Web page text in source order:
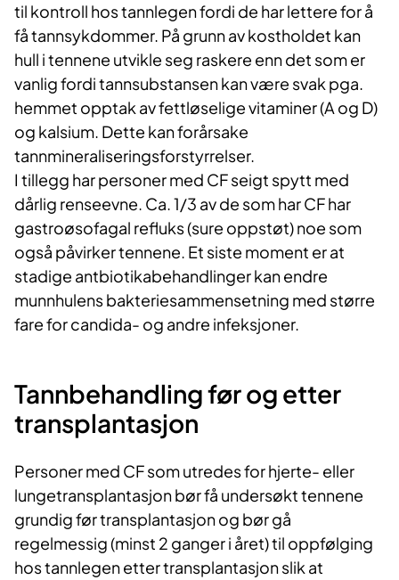
til kontroll hos tannlegen fordi de har lettere for å
få tannsykdommer. På grunn av kostholdet kan
hull i tennene utvikle seg raskere enn det som er
vanlig fordi tannsubstansen kan være svak pga.
hemmet opptak av fettløselige vitaminer (A og D)
og kalsium. Dette kan forårsake
tannmineraliseringsforstyrrelser.
I tillegg har personer med CF seigt spytt med
dårlig renseevne. Ca. 1/3 av de som har CF har
gastroøsofagal refluks (sure oppstøt) noe som
også påvirker tennene. Et siste moment er at
stadige antbiotikabehandlinger kan endre
munnhulens bakteriesammensetning med større
fare for candida- og andre infeksjoner.
Tannbehandling før og etter
transplantasjon
Personer med CF som utredes for hjerte- eller
lungetransplantasjon bør få undersøkt tennene
grundig før transplantasjon og bør gå
regelmessig (minst 2 ganger i året) til oppfølging
hos tannlegen etter transplantasjon slik at